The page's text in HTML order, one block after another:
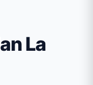
La